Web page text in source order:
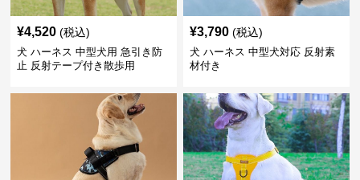
¥4,520 (税込)
犬 ハーネス 中型犬用 急引き防
止 反射テープ付き散歩用
¥3,790 (税込)
犬 ハーネス 中型犬対応 反射素
材付き